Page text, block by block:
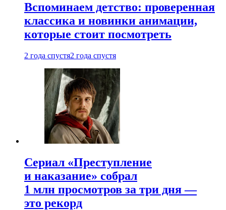
Вспоминаем детство: проверенная
классика и новинки анимации,
которые стоит посмотреть
2 года спустя2 года спустя
Сериал «Преступление
и наказание» собрал
1 млн просмотров за три дня —
это рекорд